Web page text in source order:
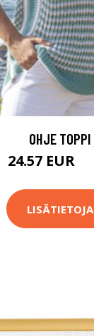
OHJE TOPPI
24.57 EUR
LISÄTIETOJA